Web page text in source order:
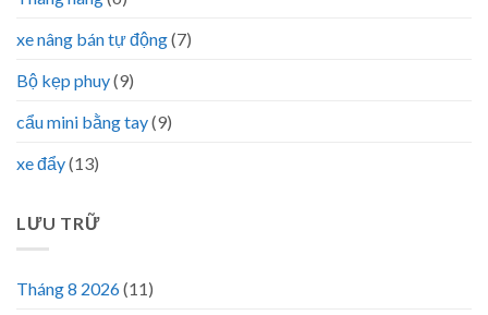
xe nâng bán tự động(7)
Bộ kẹp phuy(9)
cẩu mini bằng tay(9)
xe đẩy(13)
LƯU TRỮ
Tháng 8 2026(11)